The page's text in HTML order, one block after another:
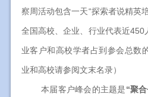
察周活动包含一天“探索者说精英
全国高校、企业、行业代表近450
业客户和高校学者占到参会总数
业和高校请参阅文末名录）
本届客户峰会的主题是“聚